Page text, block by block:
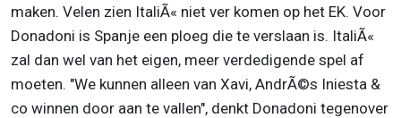
maken. Velen zien ItaliÃ« niet ver komen op het EK. Voor
Donadoni is Spanje een ploeg die te verslaan is. ItaliÃ«
zal dan wel van het eigen, meer verdedigende spel af
moeten. "We kunnen alleen van Xavi, AndrÃ©s Iniesta &
co winnen door aan te vallen", denkt Donadoni tegenover